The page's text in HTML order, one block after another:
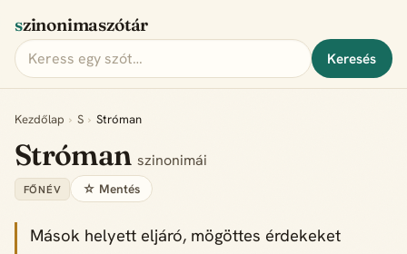
szinonimaszótár
Keresés
Kezdőlap › S › Stróman
Stróman szinonimái
FŐNÉV ☆ Mentés
Mások helyett eljáró, mögöttes érdekeket